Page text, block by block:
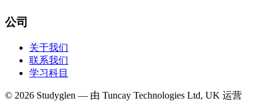
公司
关于我们
联系我们
学习科目
© 2026 Studyglen — 由 Tuncay Technologies Ltd, UK 运营